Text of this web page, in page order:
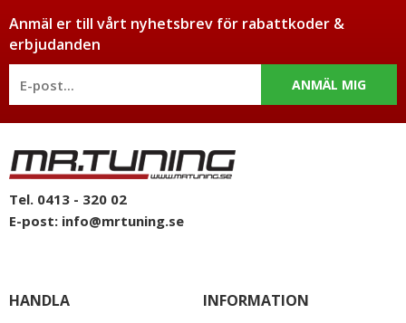
Anmäl er till vårt nyhetsbrev för rabattkoder &
erbjudanden
ANMÄL MIG
Tel. 0413 - 320 02
E-post: info@mrtuning.se
HANDLA INFORMATION